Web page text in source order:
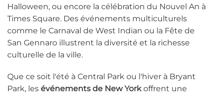
Halloween, ou encore la célébration du Nouvel An à
Times Square. Des événements multiculturels
comme le Carnaval de West Indian ou la Fête de
San Gennaro illustrent la diversité et la richesse
culturelle de la ville.
Que ce soit l'été à Central Park ou l'hiver à Bryant
Park, les événements de New Yorkoffrent une